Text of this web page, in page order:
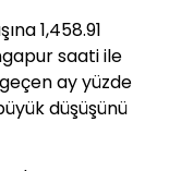
1,458.91
saati ile
geçen ay yüzde
düşüşünü